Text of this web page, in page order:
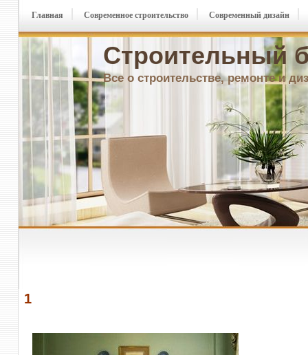
Строительный
Все о строительстве, ремонте и
Главная Современное строительство Современный дизайн
1